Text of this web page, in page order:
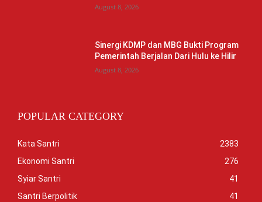
August 8, 2026
Sinergi KDMP dan MBG Bukti Program
Pemerintah Berjalan Dari Hulu ke Hilir
August 8, 2026
POPULAR CATEGORY
Kata Santri
2383
Ekonomi Santri
276
Syiar Santri
41
Santri Berpolitik
41